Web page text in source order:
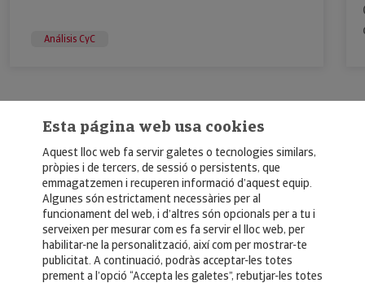
Análisis CyC
© Copyright 2026, Crédito y Caución
Aviso Legal
Esta página web usa cookies
Aquest lloc web fa servir galetes o tecnologies similars,
pròpies i de tercers, de sessió o persistents, que
emmagatzemen i recuperen informació d’aquest equip.
Algunes són estrictament necessàries per al
funcionament del web, i d’altres són opcionals per a tu i
serveixen per mesurar com es fa servir el lloc web, per
habilitar-ne la personalització, així com per mostrar-te
publicitat. A continuació, podràs acceptar-les totes
prement a l’opció “Accepta les galetes”, rebutjar-les totes